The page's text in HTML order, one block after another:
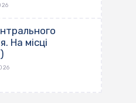
На місці